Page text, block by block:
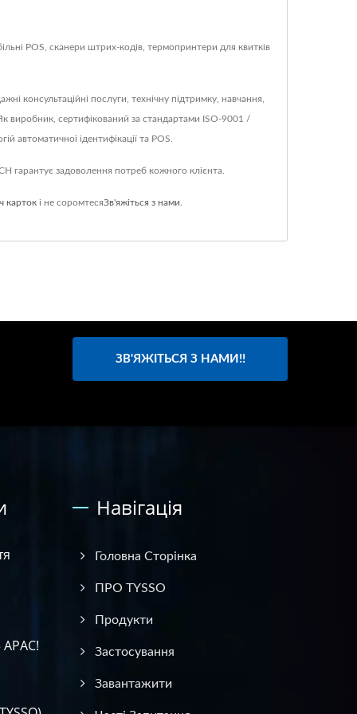
POS, сканери штрих-кодів, термопринтери для квитків
консультаційні послуги, технічну підтримку, навчання,
виробник, сертифікований за стандартами ISO-9001 /
автоматичної ідентифікації та POS.
гарантує задоволення потреб кожного клієнта.
карток і не соромтесяЗв'яжіться з нами
ЗВ'ЯЖІТЬСЯ З НАМИ!!
Навігація
Головна Сторінка
ПРО TYSSO
Продукти
Застосування
Завантажити